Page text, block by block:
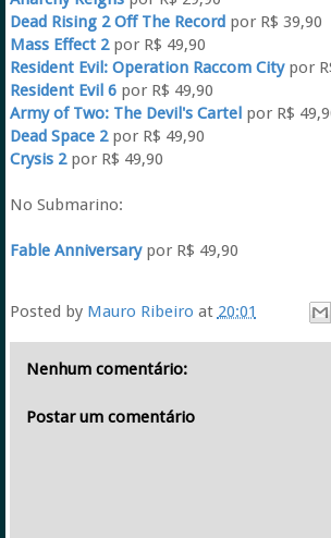
Dead Rising 2 Off The Recordpor R$ 39,90
Mass Effect 2por R$ 49,90
Resident Evil: Operation Raccom Citypor
Resident Evil 6por R$ 49,90
Army of Two: The Devil's Cartelpor R$
Dead Space 2por R$ 49,90
Crysis 2por R$ 49,90
No Submarino:
Fable Anniversarypor R$ 49,90
Posted by Mauro Ribeiro at 20:01
Nenhum comentário:
Postar um comentário